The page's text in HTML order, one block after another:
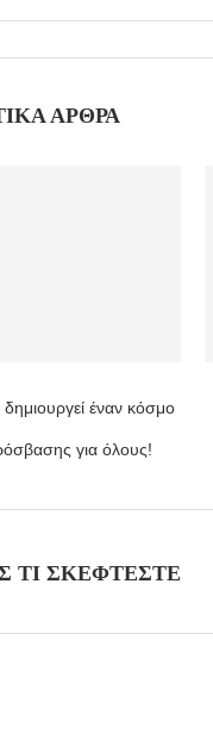
ΆΡΘΡΑ
έναν κόσμο
για όλους!
ΤΙ ΣΚΈΦΤΕΣΤΕ